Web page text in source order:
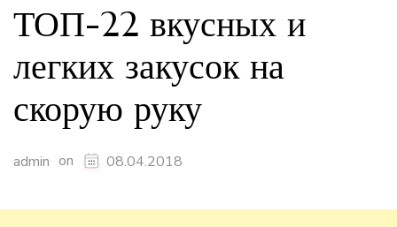
ТОП-22 вкусных и
легких закусок на
скорую руку
admin on 08.04.2018